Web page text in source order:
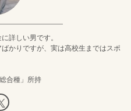
詳しい男です。
かりですが、実は高校生まではスポ
合種」所持